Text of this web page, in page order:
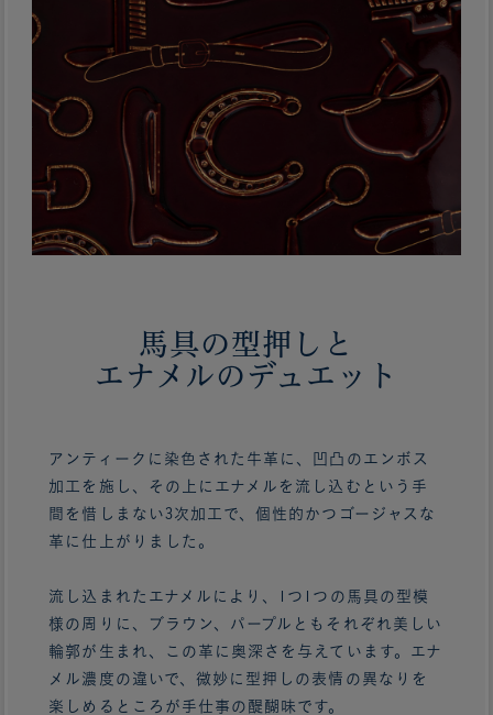
馬具の型押しと
エナメルのデュエット
アンティークに染色された牛革に、凹凸のエンボス
加工を施し、その上にエナメルを流し込むという手
間を惜しまない3次加工で、個性的かつゴージャスな
革に仕上がりました。
流し込まれたエナメルにより、1つ1つの馬具の型模
様の周りに、ブラウン、パープルともそれぞれ美しい
輪郭が生まれ、この革に奥深さを与えています。エナ
メル濃度の違いで、微妙に型押しの表情の異なりを
楽しめるところが手仕事の醍醐味です。